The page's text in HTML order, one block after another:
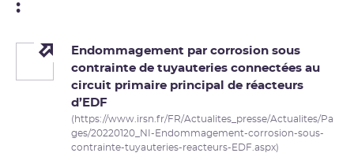
:
Endommagement par corrosion sous
contrainte de tuyauteries connectées au
circuit primaire principal de réacteurs
d’EDF
(https://www.irsn.fr/FR/Actualites_presse/Actualites/Pa
ges/20220120_NI-Endommagement-corrosion-sous-
contrainte-tuyauteries-reacteurs-EDF.aspx)